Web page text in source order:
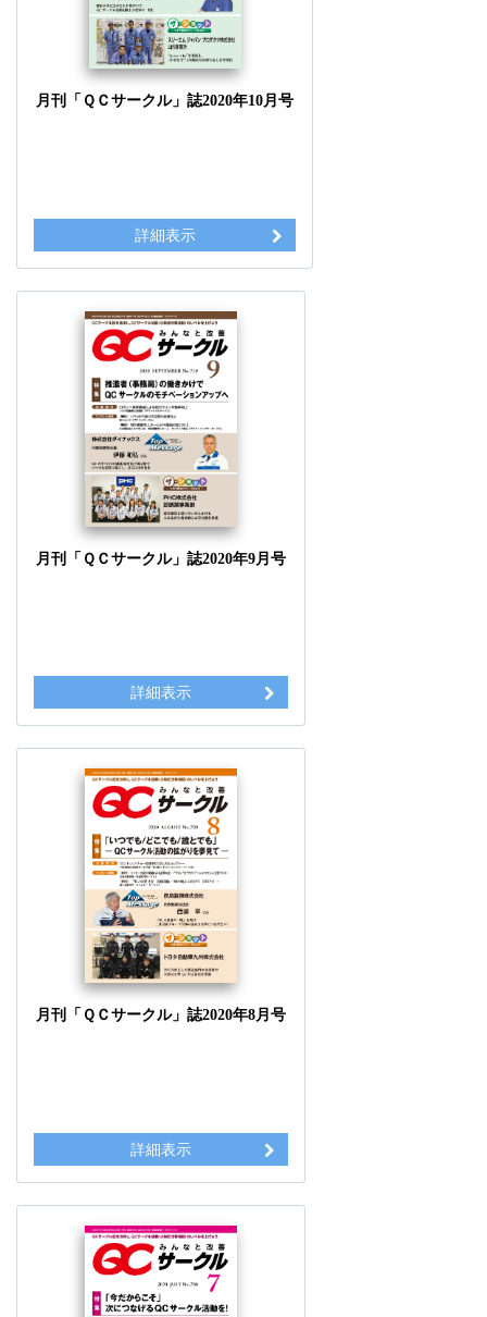
月刊「ＱＣサークル」誌2020年10月号
詳細表示
月刊「ＱＣサークル」誌2020年9月号
詳細表示
月刊「ＱＣサークル」誌2020年8月号
詳細表示